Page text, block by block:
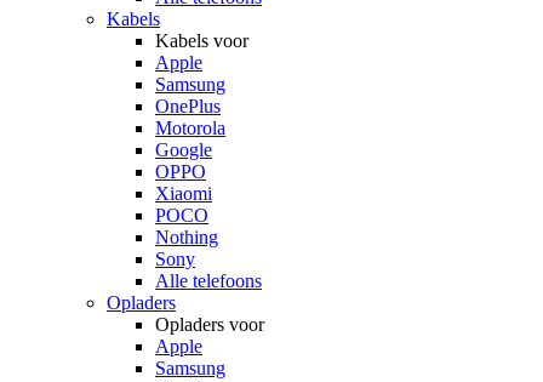
Kabels
Kabels voor
Apple
Samsung
OnePlus
Motorola
Google
OPPO
Xiaomi
POCO
Nothing
Sony
Alle telefoons
Opladers
Opladers voor
Apple
Samsung